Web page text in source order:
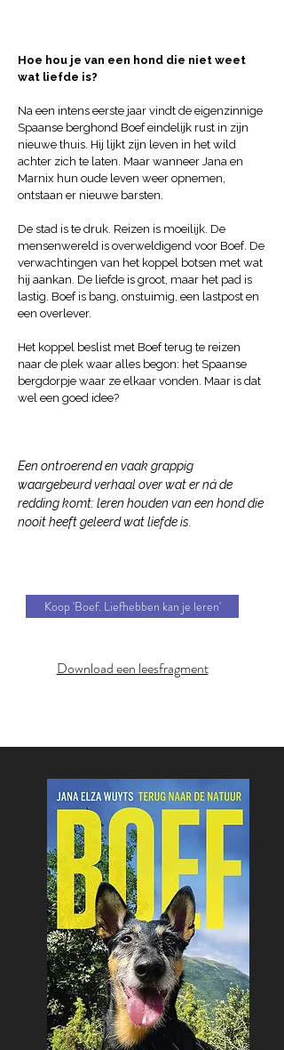
Hoe hou je van een hond die niet weet
wat liefde is?
Na een intens eerste jaar vindt de eigenzinnige
Spaanse berghond Boef eindelijk rust in zijn
nieuwe thuis. Hij lijkt zijn leven in het wild
achter zich te laten. Maar wanneer Jana en
Marnix hun oude leven weer opnemen,
ontstaan er nieuwe barsten.
De stad is te druk. Reizen is moeilijk. De
mensenwereld is overweldigend voor Boef. De
verwachtingen van het koppel botsen met wat
hij aankan. De liefde is groot, maar het pad is
lastig. Boef is bang, onstuimig, een lastpost en
een overlever.
Het koppel beslist met Boef terug te reizen
naar de plek waar alles begon: het Spaanse
bergdorpje waar ze elkaar vonden. Maar is dat
wel een goed idee?
Een ontroerend en vaak grappig
waargebeurd verhaal over wat er ná de
redding komt: leren houden van een hond die
nooit heeft geleerd wat liefde is.
Koop 'Boef. Liefhebben kan je leren'
Download een leesfragment